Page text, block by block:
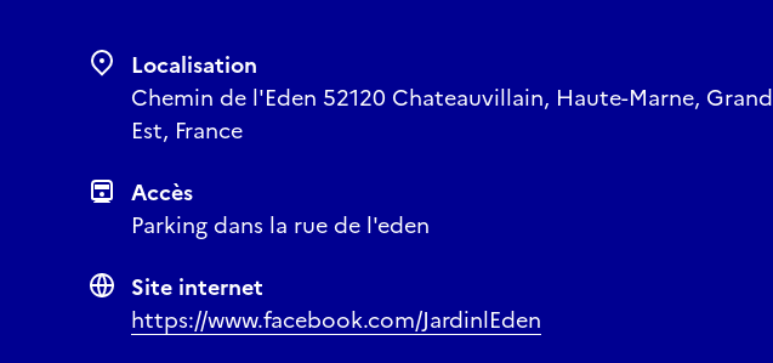
Localisation
Chemin de l'Eden 52120 Chateauvillain, Haute-Marne, Grand
Est, France
Accès
Parking dans la rue de l'eden
Site internet
https://www.facebook.com/JardinlEden